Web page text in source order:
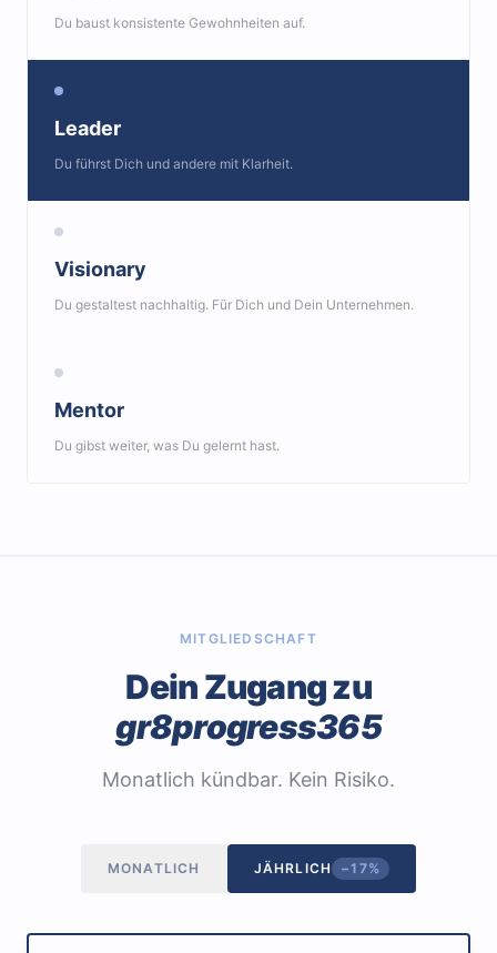
Du baust konsistente Gewohnheiten auf.
Leader
Du führst Dich und andere mit Klarheit.
Visionary
Du gestaltest nachhaltig. Für Dich und Dein Unternehmen.
Mentor
Du gibst weiter, was Du gelernt hast.
MITGLIEDSCHAFT
Dein Zugang zu
gr8progress365
Monatlich kündbar. Kein Risiko.
MONATLICH JÄHRLICH −17%